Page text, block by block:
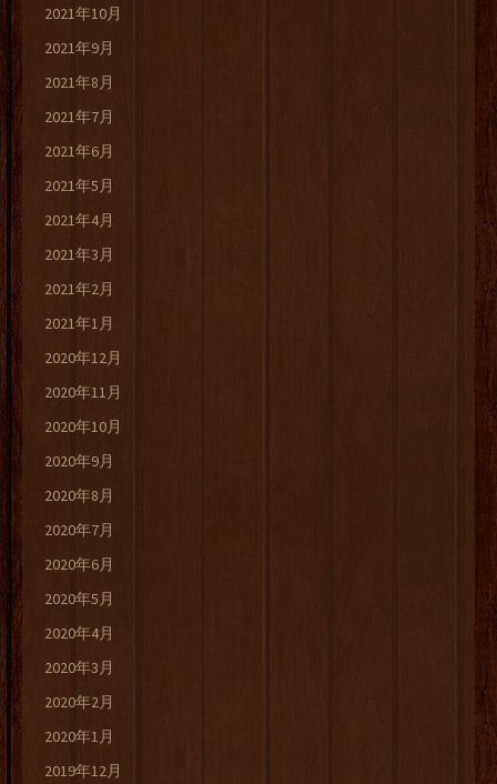
2021年10月
2021年9月
2021年8月
2021年7月
2021年6月
2021年5月
2021年4月
2021年3月
2021年2月
2021年1月
2020年12月
2020年11月
2020年10月
2020年9月
2020年8月
2020年7月
2020年6月
2020年5月
2020年4月
2020年3月
2020年2月
2020年1月
2019年12月